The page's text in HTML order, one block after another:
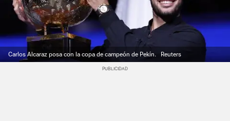
Carlos Alcaraz posa con la copa de campeón de Pekín. Reuters